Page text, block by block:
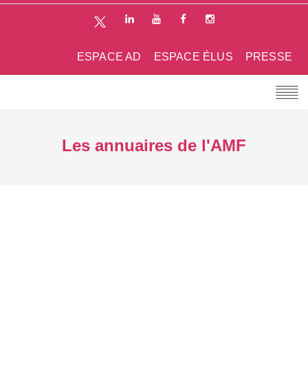
PRESSE
ESPACE ÉLUS
ESPACE AD
Les annuaires de l'AMF